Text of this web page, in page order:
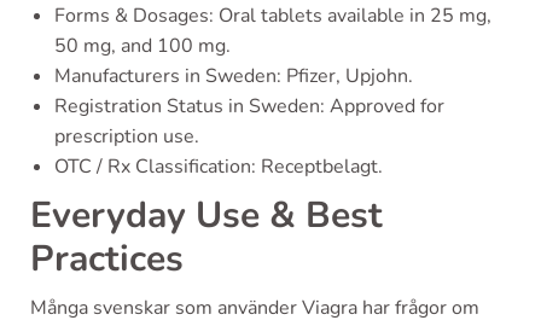
Forms & Dosages: Oral tablets available in 25 mg,
50 mg, and 100 mg.
Manufacturers in Sweden: Pfizer, Upjohn.
Registration Status in Sweden: Approved for
prescription use.
OTC / Rx Classification: Receptbelagt.
Everyday Use & Best
Practices
Många svenskar som använder Viagra har frågor om